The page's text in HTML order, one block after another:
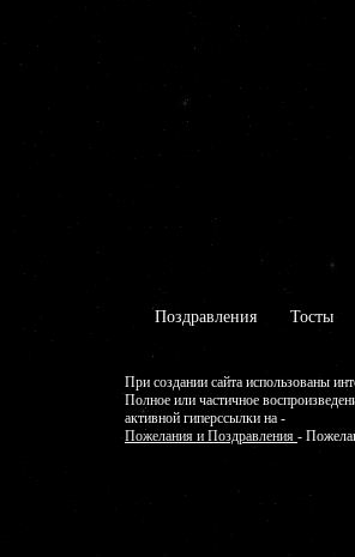
Поздравления Тосты
При создании сайта использованы
Полное или частичное
активной гиперссылки на -
Пожелания и Поздравления -